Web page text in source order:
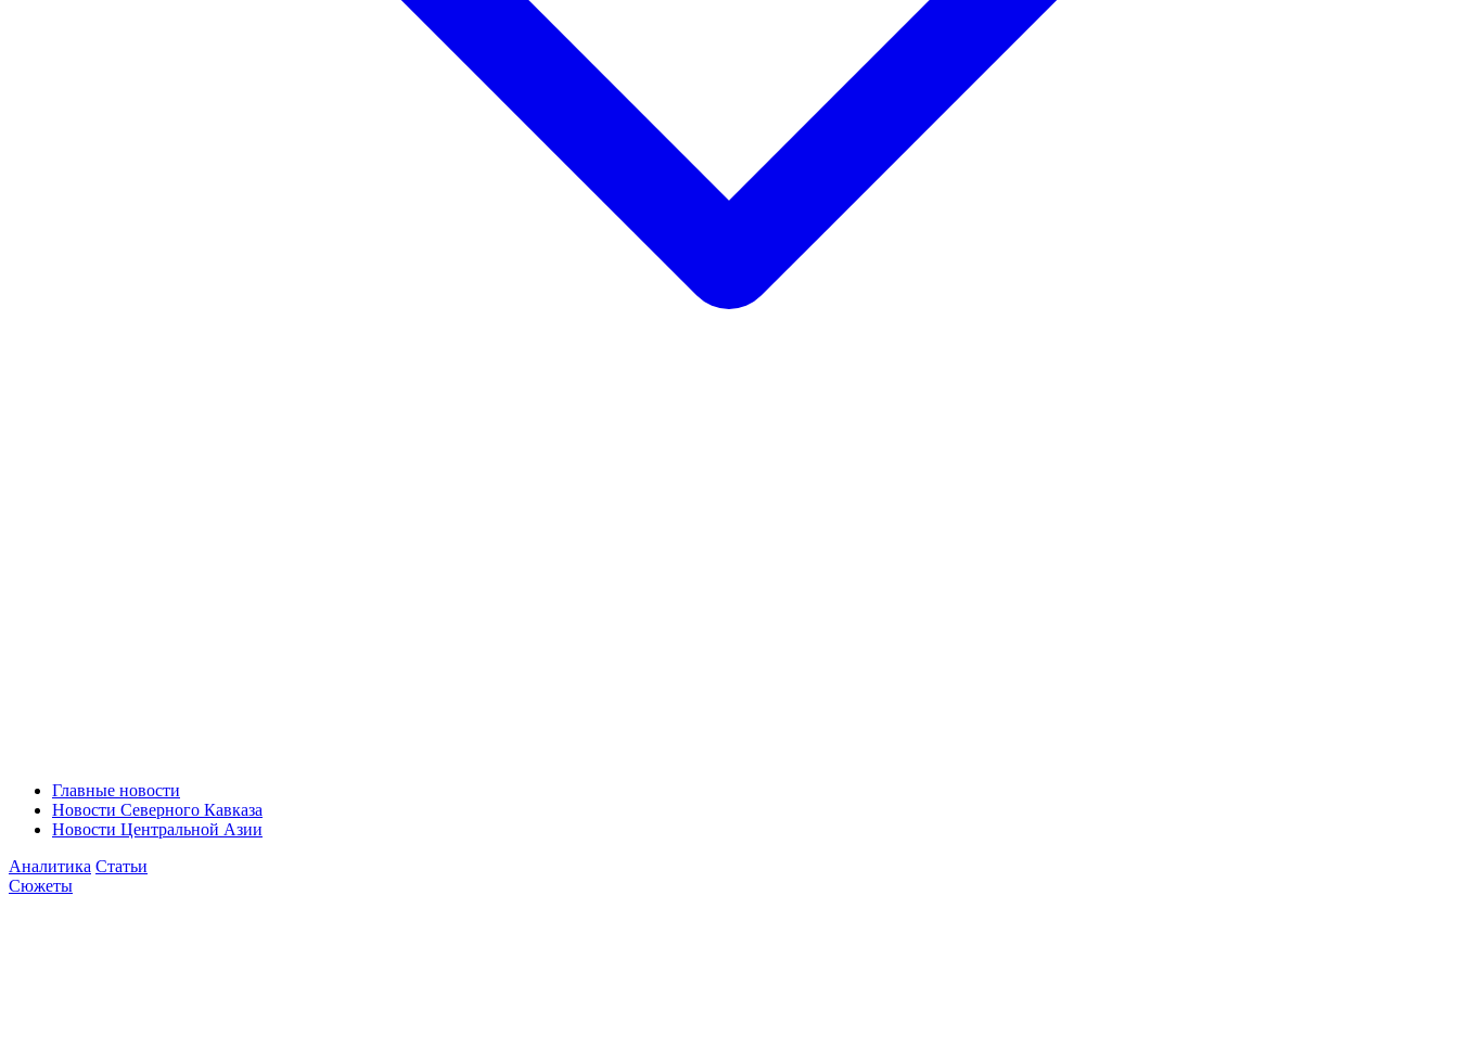
Главные новости
Новости Северного Кавказа
Новости Центральной Азии
Аналитика Статьи
Сюжеты